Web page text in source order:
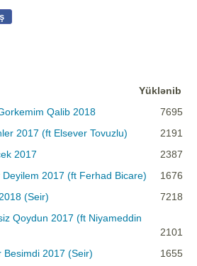
Yüklənib
Qalib 2018
7695
2017 (ft Elsever Tovuzlu)
2191
2017
2387
2017 (ft Ferhad Bicare)
1676
(Seir)
7218
Qoydun 2017 (ft Niyameddin
2101
Besimdi 2017 (Seir)
1655